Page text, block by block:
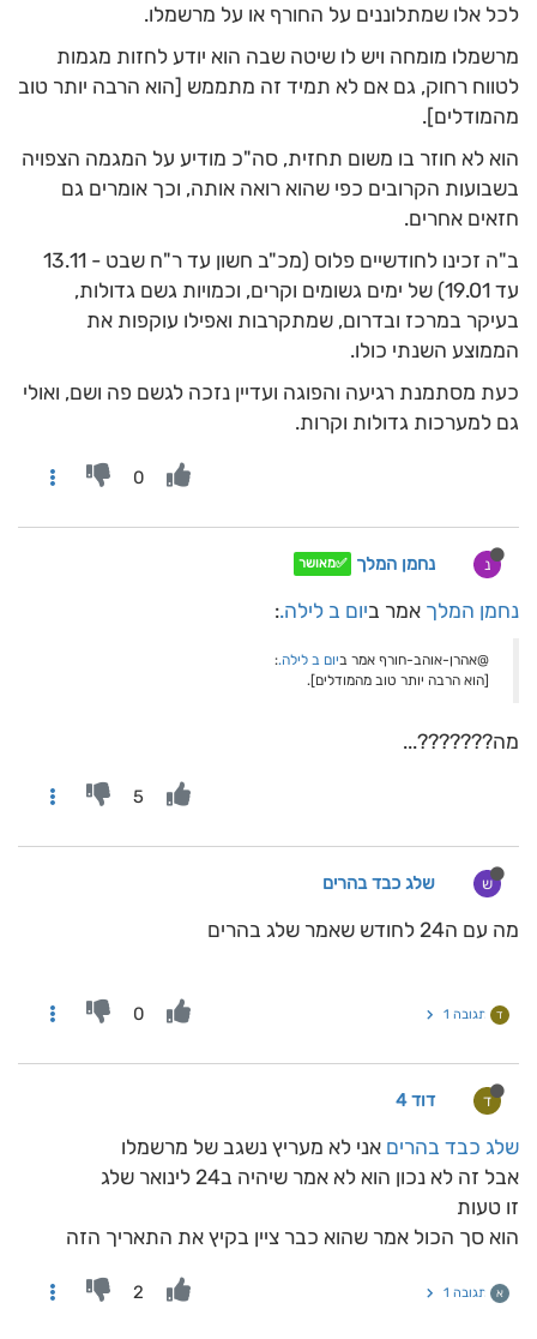
לכל אלו שמתלוננים על החורף או על מרשמלו.
מרשמלו מומחה ויש לו שיטה שבה הוא יודע לחזות מגמות
לטווח רחוק, גם אם לא תמיד זה מתממש [הוא הרבה יותר טוב
מהמודלים].
הוא לא חוזר בו משום תחזית, סה"כ מודיע על המגמה הצפויה
בשבועות הקרובים כפי שהוא רואה אותה, וכך אומרים גם
חזאים אחרים.
ב"ה זכינו לחודשיים פלוס (מכ"ב חשון עד ר"ח שבט - 13.11
עד 19.01) של ימים גשומים וקרים, וכמויות גשם גדולות,
בעיקר במרכז ובדרום, שמתקרבות ואפילו עוקפות את
הממוצע השנתי כולו.
כעת מסתמנת רגיעה והפוגה ועדיין נזכה לגשם פה ושם, ואולי
גם למערכות גדולות וקרות.
0
נ נחמן המלך ✅מאושר
נחמן המלך אמר ביום ב לילה.:
@אהרן-אוהב-חורף אמר ביום ב לילה.:
[הוא הרבה יותר טוב מהמודלים].
מה???????...
5
ש שלג כבד בהרים
מה עם ה24 לחודש שאמר שלג בהרים
ד תגובה 1 0
ד דוד 4
שלג כבד בהרים אני לא מעריץ נשגב של מרשמלו
אבל זה לא נכון הוא לא אמר שיהיה ב24 לינואר שלג
זו טעות
הוא סך הכול אמר שהוא כבר ציין בקיץ את התאריך הזה
א תגובה 1 2